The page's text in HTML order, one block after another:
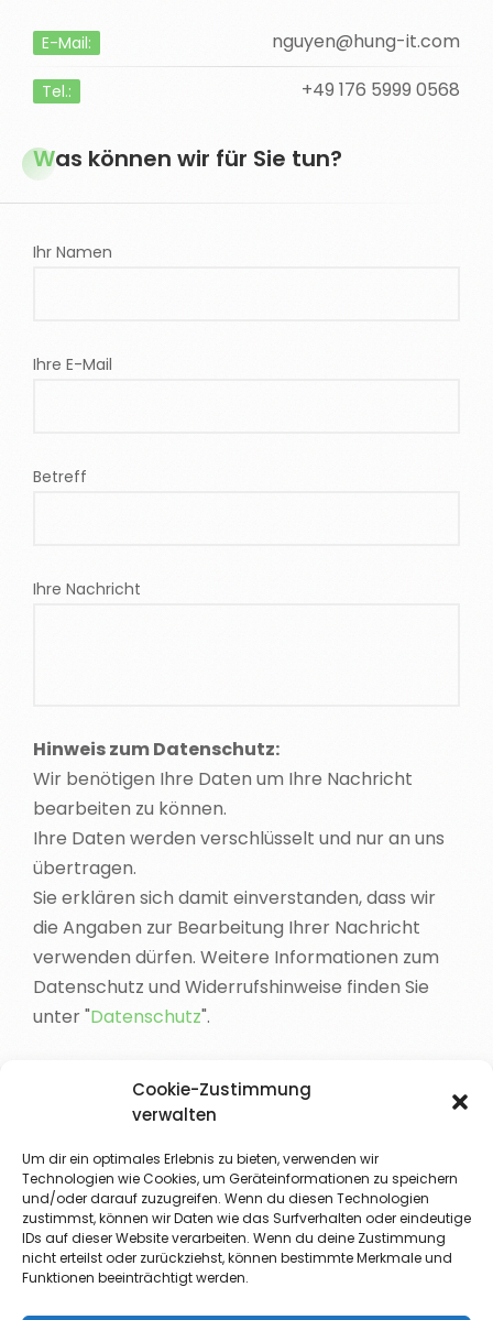
Cookie-Zustimmung
verwalten
Um dir ein optimales Erlebnis zu bieten, verwenden wir
Technologien wie Cookies, um Geräteinformationen zu speichern
und/oder darauf zuzugreifen. Wenn du diesen Technologien
zustimmst, können wir Daten wie das Surfverhalten oder eindeutige
IDs auf dieser Website verarbeiten. Wenn du deine Zustimmung
nicht erteilst oder zurückziehst, können bestimmte Merkmale und
Funktionen beeinträchtigt werden.
E-Mail: nguyen@hung-it.com
Tel.: +49 176 5999 0568
Was können wir für Sie tun?
Ihr Namen
Ihre E-Mail
Betreff
Ihre Nachricht
Hinweis zum Datenschutz:
Wir benötigen Ihre Daten um Ihre Nachricht
bearbeiten zu können.
Ihre Daten werden verschlüsselt und nur an uns
übertragen.
Sie erklären sich damit einverstanden, dass wir
die Angaben zur Bearbeitung Ihrer Nachricht
verwenden dürfen. Weitere Informationen zum
Datenschutz und Widerrufshinweise finden Sie
unter "Datenschutz".
Spam-Check*:8x9 + 1=?